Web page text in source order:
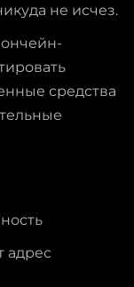
не исчез.
ончейн-
средства
адрес